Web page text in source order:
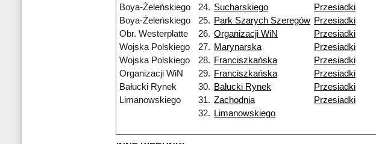
Boya-Żeleńskiego
24. Sucharskiego
Przesiadki
Boya-Żeleńskiego
25. Park Szarych Szeregów Przesiadki
Obr. Westerplatte
26. Organizacji WiN
Przesiadki
Wojska Polskiego
27. Marynarska
Przesiadki
Wojska Polskiego
28. Franciszkańska
Przesiadki
Organizacji WiN
29. Franciszkańska
Przesiadki
Bałucki Rynek
30. Bałucki Rynek
Przesiadki
Limanowskiego
31. Zachodnia
Przesiadki
32.
Limanowskiego